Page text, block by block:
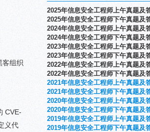
客组织
CVE-
义代
2025年信息安全工程师上午真题及
2025年信息安全工程师下午真题及
2024年信息安全工程师上午真题及
2024年信息安全工程师下午真题及
2023年信息安全工程师上午真题及
2023年信息安全工程师下午真题及
2022年信息安全工程师上午真题及
2022年信息安全工程师下午真题及
2021年信息安全工程师上午真题及
2021年信息安全工程师下午真题及
2020年信息安全工程师上午真题及
2020年信息安全工程师下午真题及
2019年信息安全工程师上午真题及
2019年信息安全工程师下午真题及